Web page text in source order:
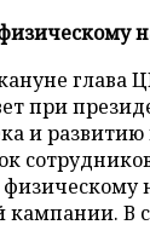
глава
при
и развитию
кампании. В